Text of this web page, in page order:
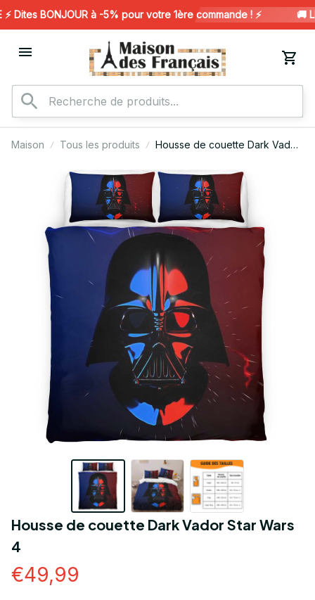
Dites BONJOUR à -5% pour votre 1ère commande ! ⚡️ 🚚
Maison Tous les produits
Housse de couette Dark Vador
Housse de couette Dark Vador Star Wars
4
€49,99